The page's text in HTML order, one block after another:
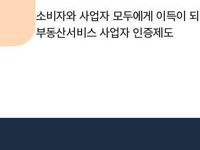
소비자와 사업자 모두에게 이득이
부동산서비스 사업자 인증제도